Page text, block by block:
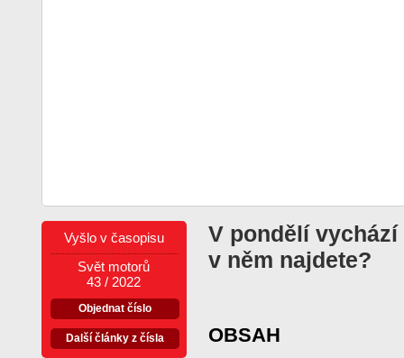
V pondělí
v něm najdete?
OBSAH
Vyšlo v časopisu
Svět motorů
43 / 2022
Objednat číslo
Další články z čísla